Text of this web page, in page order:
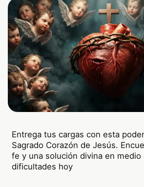
Entrega tus cargas con esta
Sagrado Corazón de Jesús.
fe y una solución divina en medio
dificultades hoy